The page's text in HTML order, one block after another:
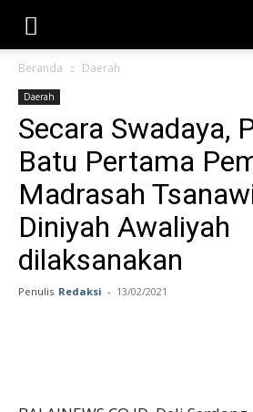
Beranda Daerah
Daerah
Secara Swadaya,
Batu Pertama
Madrasah
Diniyah Awaliyah
dilaksanakan
Penulis Redaksi - 13/02/2021